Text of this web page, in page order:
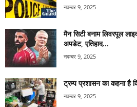
नवम्बर 9, 2025
मैन सिटी बनाम लिवरपूल
अपडेट, एतिहाद...
नवम्बर 9, 2025
ट्रम्प प्रशासन का कहना है
नवम्बर 9, 2025